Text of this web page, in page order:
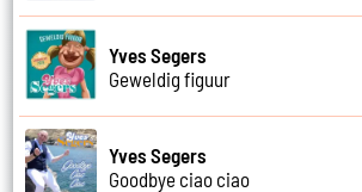
Yves Segers
Geweldig figuur
Yves Segers
Goodbye ciao ciao